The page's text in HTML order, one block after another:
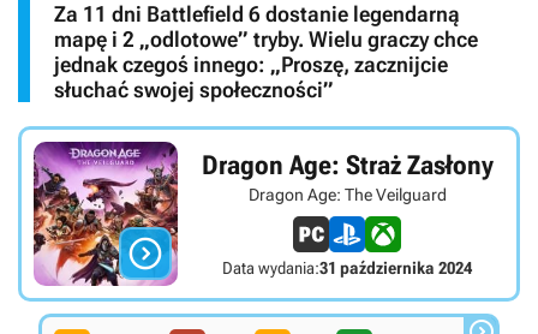
Za 11 dni Battlefield 6 dostanie legendarną
mapę i 2 „odlotowe” tryby. Wielu graczy chce
jednak czegoś innego: „Proszę, zacznijcie
słuchać swojej społeczności”

Dragon Age: Straż Zasłony
Dragon Age: The Veilguard
Data wydania:31 października 2024